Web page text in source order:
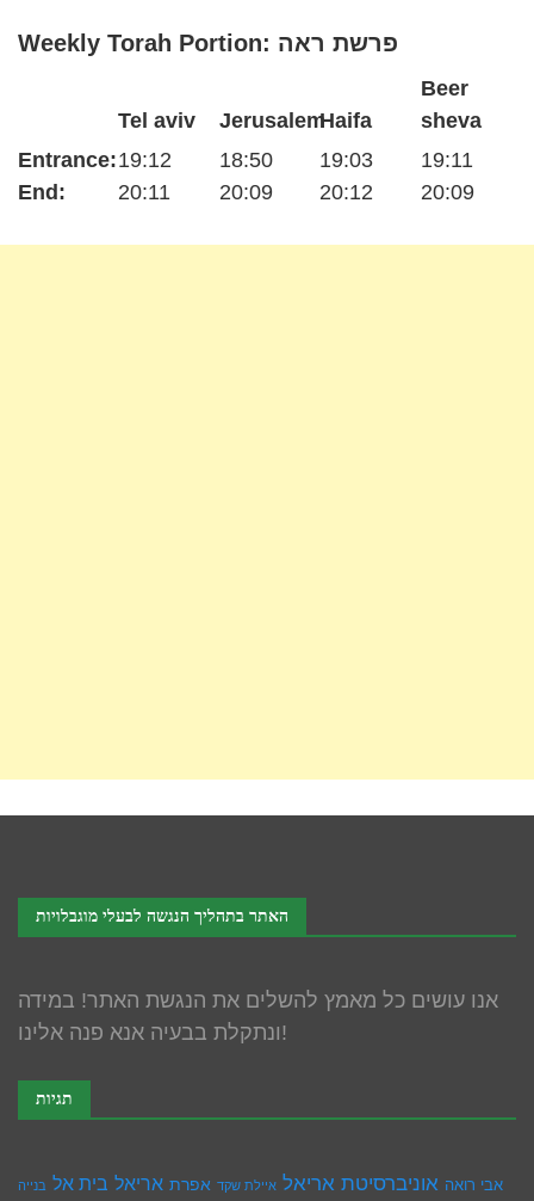
Weekly Torah Portion: פרשת ראה
Entrance:
End:
Tel aviv
19:12
20:11
Jerusalem
18:50
20:09
Haifa
19:03
20:12
Beer
sheva
19:11
20:09
האתר בתהליך הנגשה לבעלי מוגבלויות
אנו עושים כל מאמץ להשלים את הנגשת האתר! במידה
ונתקלת בבעיה אנא פנה אלינו!
תגיות
אבי רואה אוניברסיטת אריאל איילת שקד אפרת אריאל בית אל בנייה